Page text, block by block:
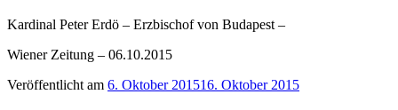
Kardinal Peter Erdö – Erzbischof von Budapest –
Wiener Zeitung – 06.10.2015
Veröffentlicht am 6. Oktober 201516. Oktober 2015